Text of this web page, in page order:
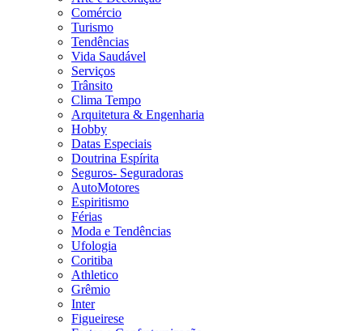
Comércio
Turismo
Tendências
Vida Saudável
Serviços
Trânsito
Clima Tempo
Arquitetura & Engenharia
Hobby
Datas Especiais
Doutrina Espírita
Seguros- Seguradoras
AutoMotores
Espiritismo
Férias
Moda e Tendências
Ufologia
Coritiba
Athletico
Grêmio
Inter
Figueirese